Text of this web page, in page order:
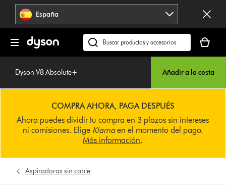
Omitir
navegación España
Buscar
en
cesta
está
Dyson V8 Absolute+ Añadir a la cesta
COMPRA AHORA, PAGA DESPUÉS
Ahora puedes dividir tu compra en 3 plazos sin intereses
ni comisiones. Elige Klarnaen el momento del pago.
Más información.
Aspiradoras sin cable